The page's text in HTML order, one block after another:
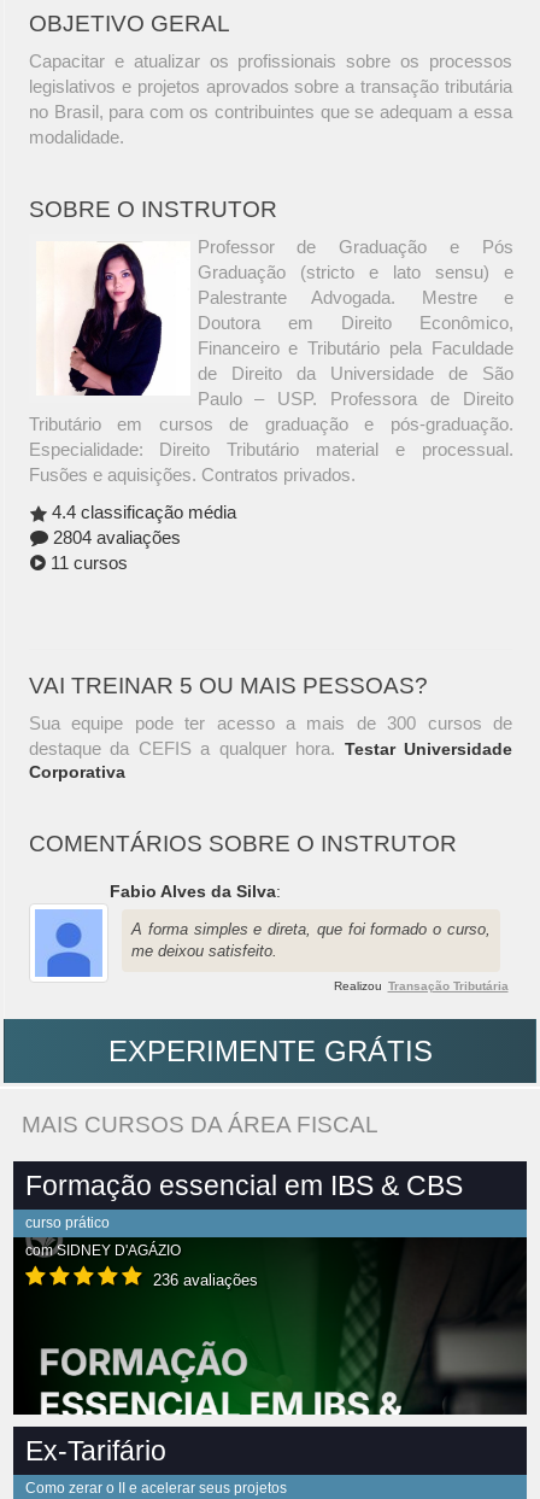
OBJETIVO GERAL
Capacitar e atualizar os profissionais sobre os processos
legislativos e projetos aprovados sobre a transação tributária
no Brasil, para com os contribuintes que se adequam a essa
modalidade.
SOBRE O INSTRUTOR
Professor de Graduação e Pós
Graduação (stricto e lato sensu) e
Palestrante Advogada. Mestre e
Doutora em Direito Econômico,
Financeiro e Tributário pela Faculdade
de Direito da Universidade de São
Paulo – USP. Professora de Direito
Tributário em cursos de graduação e pós-graduação.
Especialidade: Direito Tributário material e processual.
Fusões e aquisições. Contratos privados.
4.4 classificação média
2804 avaliações
11 cursos
VAI TREINAR 5 OU MAIS PESSOAS?
Sua equipe pode ter acesso a mais de 300 cursos de
destaque da CEFIS a qualquer hora. Testar Universidade
Corporativa
COMENTÁRIOS SOBRE O INSTRUTOR
Fabio Alves da Silva:
A forma simples e direta, que foi formado o curso,
me deixou satisfeito.
Realizou Transação Tributária
EXPERIMENTE GRÁTIS
MAIS CURSOS DA ÁREA FISCAL
Formação essencial em IBS & CBS
curso prático
comSIDNEY D'AGÁZIO
236 avaliações
Ex-Tarifário
Como zerar o II e acelerar seus projetos